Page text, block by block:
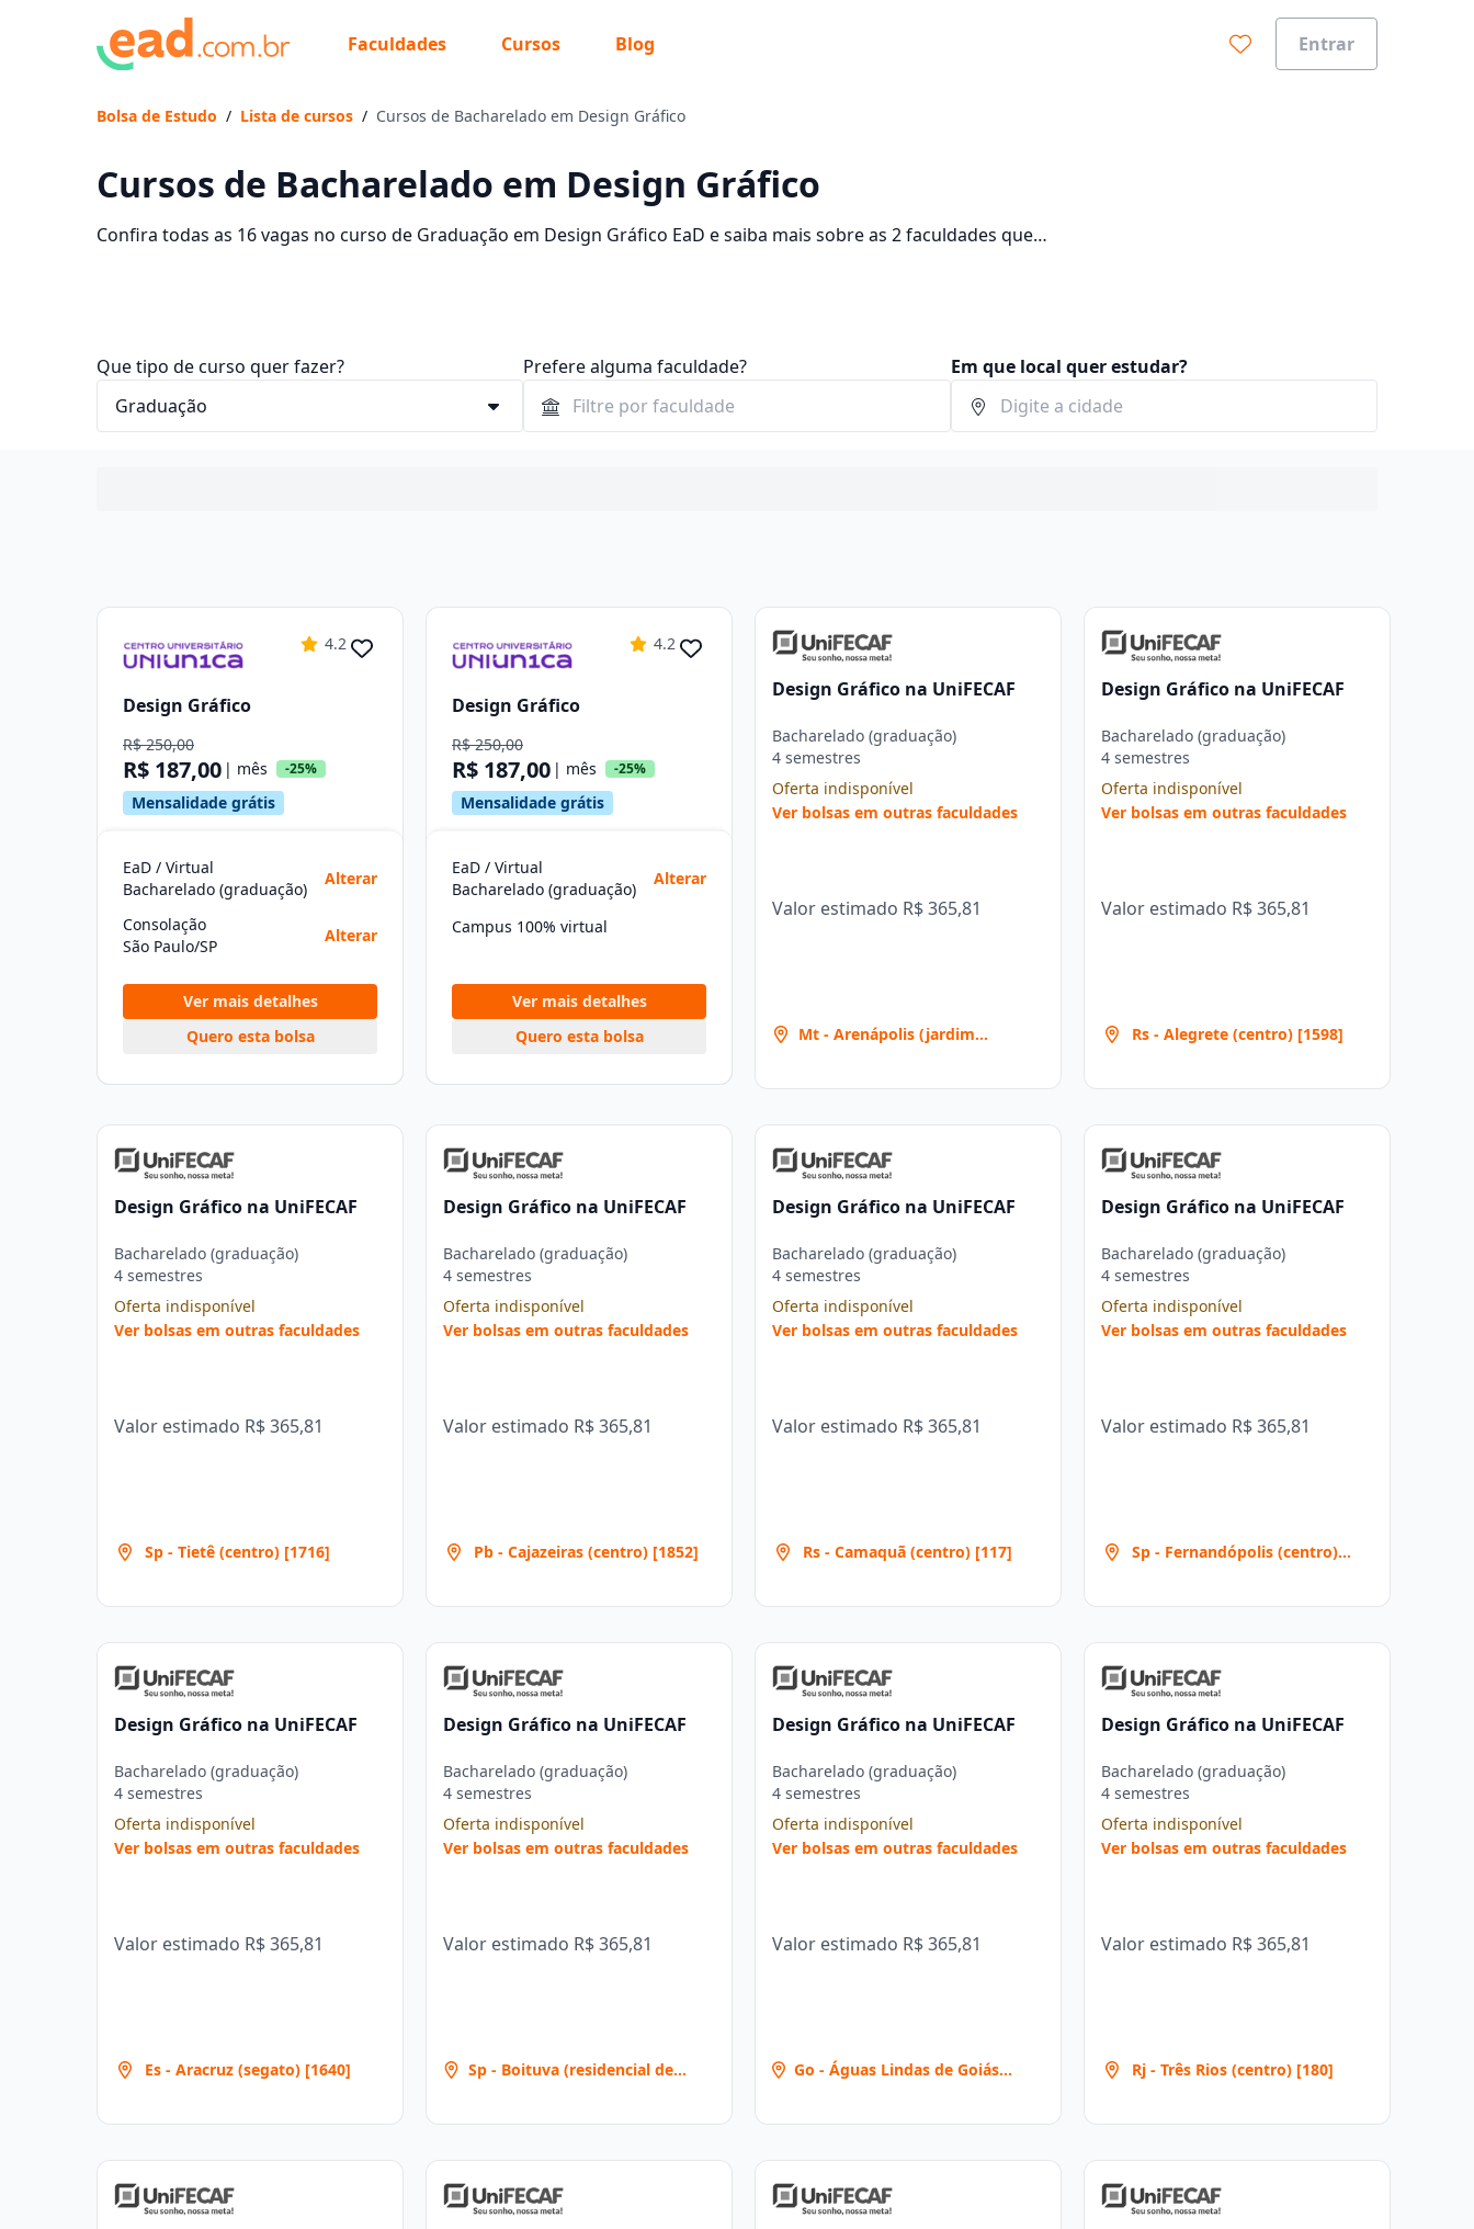
Faculdades Cursos Blog Entrar
Bolsa de Estudo / Lista de cursos / Cursos de Bacharelado em Design Gráfico
Cursos de Bacharelado em Design Gráfico
Confira todas as 16 vagas no curso de Graduação em Design Gráfico EaD e saiba mais sobre as 2 faculdades que
Que tipo de curso quer fazer? Prefere alguma faculdade? Em que local quer estudar?
4.2
Design Gráfico
R$ 250,00
R$ 187,00 | mês -25%
Mensalidade grátis
EaD / Virtual
Bacharelado (graduação)
Alterar
Consolação
São Paulo/SP
Alterar
Ver mais detalhes
Quero esta bolsa
4.2
Design Gráfico
R$ 250,00
R$ 187,00 | mês -25%
Mensalidade grátis
EaD / Virtual
Bacharelado (graduação)
Alterar
Campus 100% virtual
Ver mais detalhes
Quero esta bolsa
Design Gráfico na UniFECAF
Bacharelado (graduação)
4 semestres
Oferta indisponível
Ver bolsas em outras faculdades
Valor estimado R$ 365,81
Mt - Arenápolis (jardim
Design Gráfico na UniFECAF
Bacharelado (graduação)
4 semestres
Oferta indisponível
Ver bolsas em outras faculdades
Valor estimado R$ 365,81
Rs - Alegrete (centro) [1598]
Design Gráfico na UniFECAF
Bacharelado (graduação)
4 semestres
Oferta indisponível
Ver bolsas em outras faculdades
Valor estimado R$ 365,81
Sp - Tietê (centro) [1716]
Design Gráfico na UniFECAF
Bacharelado (graduação)
4 semestres
Oferta indisponível
Ver bolsas em outras faculdades
Valor estimado R$ 365,81
Pb - Cajazeiras (centro) [1852]
Design Gráfico na UniFECAF
Bacharelado (graduação)
4 semestres
Oferta indisponível
Ver bolsas em outras faculdades
Valor estimado R$ 365,81
Rs - Camaquã (centro) [117]
Design Gráfico na UniFECAF
Bacharelado (graduação)
4 semestres
Oferta indisponível
Ver bolsas em outras faculdades
Valor estimado R$ 365,81
Sp - Fernandópolis (centro)
Design Gráfico na UniFECAF
Bacharelado (graduação)
4 semestres
Oferta indisponível
Ver bolsas em outras faculdades
Valor estimado R$ 365,81
Es - Aracruz (segato) [1640]
Design Gráfico na UniFECAF
Bacharelado (graduação)
4 semestres
Oferta indisponível
Ver bolsas em outras faculdades
Valor estimado R$ 365,81
Sp - Boituva (residencial de
Design Gráfico na UniFECAF
Bacharelado (graduação)
4 semestres
Oferta indisponível
Ver bolsas em outras faculdades
Valor estimado R$ 365,81
Go - Águas Lindas de Goiás
Design Gráfico na UniFECAF
Bacharelado (graduação)
4 semestres
Oferta indisponível
Ver bolsas em outras faculdades
Valor estimado R$ 365,81
Rj - Três Rios (centro) [180]